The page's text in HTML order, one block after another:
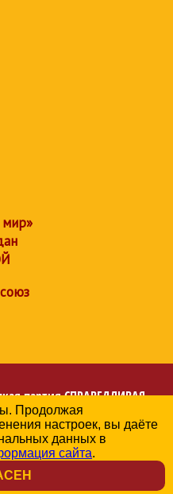
партияСПРАВЕДЛИВАЯ
в Республике Ингушетия
персональных данных
Продолжая
настроек, вы даёте
данных в
сайта.